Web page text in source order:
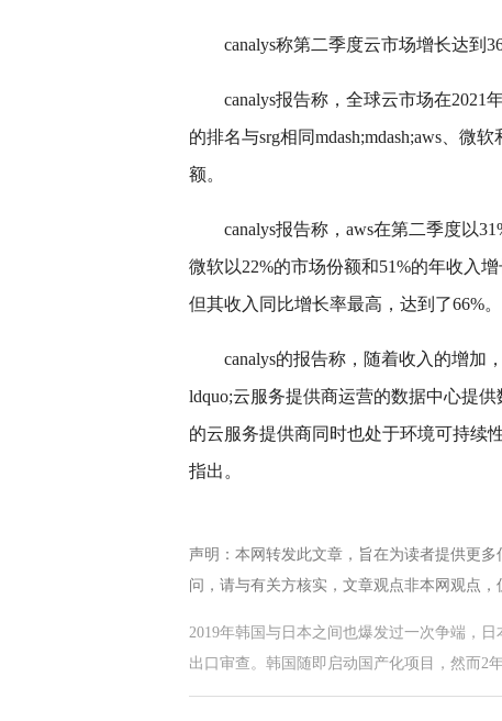
canalys称第二季度云市场增长达到
canalys报告称，全球云市场在2021
的排名与srg相同mdash;mdash;aws、微
额。
canalys报告称，aws在第二季度以
微软以22%的市场份额和51%的年收入
但其收入同比增长率最高，达到了66%。
canalys的报告称，随着收入的增加
ldquo;云服务提供商运营的数据中心提
的云服务提供商同时也处于环境可持续
指出。
声明：本网转发此文章，旨在为读者提供更
问，请与有关方核实，文章观点非本网观点，
2019年韩国与日本之间也爆发过一次争端，
出口审查。韩国随即启动国产化项目，然而2